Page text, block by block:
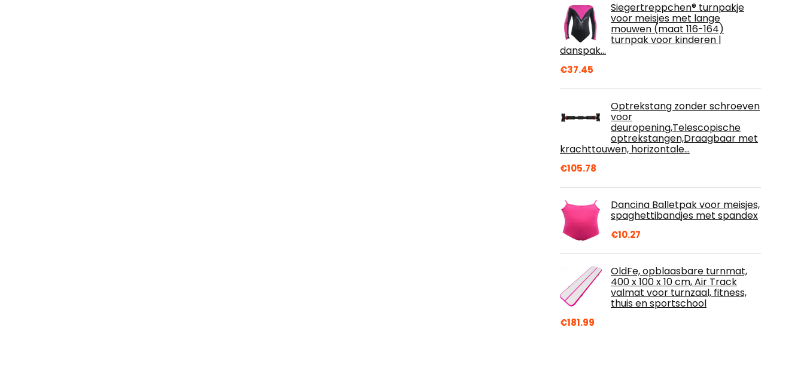
Siegertreppchen® turnpakje
voor meisjes met lange
mouwen (maat 116-164)
turnpak voor kinderen |
danspak…
€37.45
Optrekstang zonder schroeven
voor
deuropening,Telescopische
optrekstangen,Draagbaar met
krachttouwen, horizontale…
€105.78
Dancina Balletpak voor meisjes,
spaghettibandjes met spandex
€10.27
OldFe, opblaasbare turnmat,
400 x 100 x 10 cm, Air Track
valmat voor turnzaal, fitness,
thuis en sportschool
€181.99